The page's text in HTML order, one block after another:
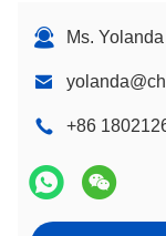
Ms.
+86